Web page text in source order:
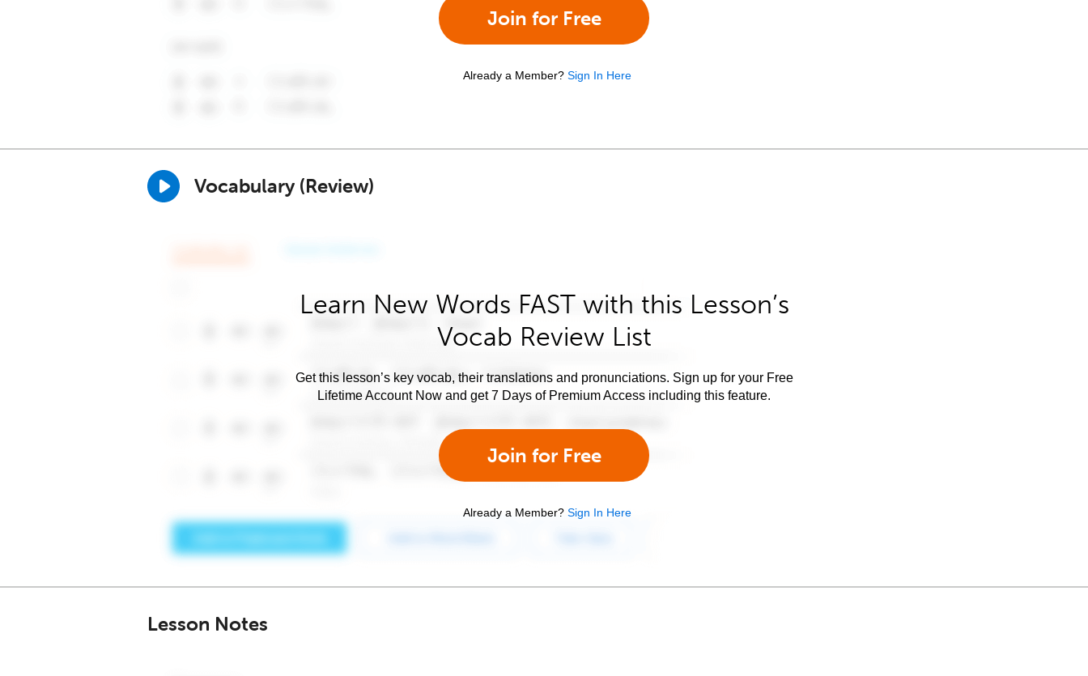
Join for Free
Already a Member? Sign In Here
Vocabulary (Review)
Learn New Words FAST with this Lesson’s
Vocab Review List
Get this lesson’s key vocab, their translations and pronunciations. Sign up for your Free
Lifetime Account Now and get 7 Days of Premium Access including this feature.
Join for Free
Already a Member? Sign In Here
Lesson Notes